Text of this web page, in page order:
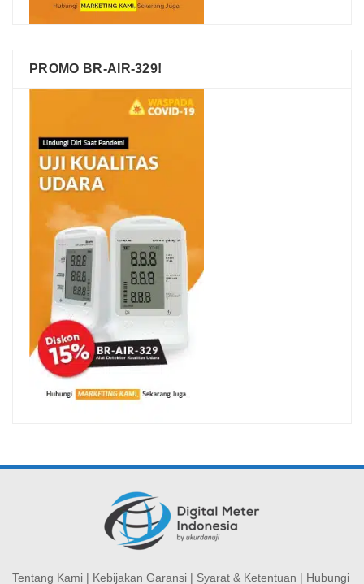
PROMO BR-AIR-329!
Tentang Kami | Kebijakan Garansi | Syarat & Ketentuan | Hubungi